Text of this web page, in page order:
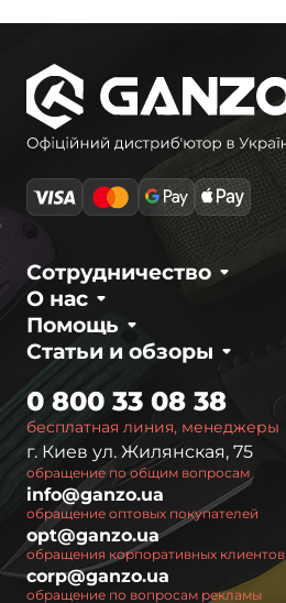
О нас
Сотрудничество
Статьи и обзоры
Помощь
бесплатная линия, менеджеры
0 800 33 08 38
г. Киев ул. Жилянская, 75
обращение по общим вопросам
info@ganzo.ua
обращение оптовых покупателей
opt@ganzo.ua
обращения корпоративных клиентов
corp@ganzo.ua
обращение по вопросам рекламы